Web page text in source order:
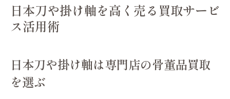
日本刀や掛け軸を高く売る買取サービ
ス活用術
日本刀や掛け軸は専門店の骨董品買取
を選ぶ